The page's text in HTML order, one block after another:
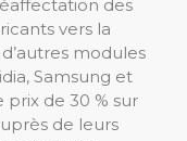
des
vers la
modules
Samsung et
prix de 30 % sur
de leurs